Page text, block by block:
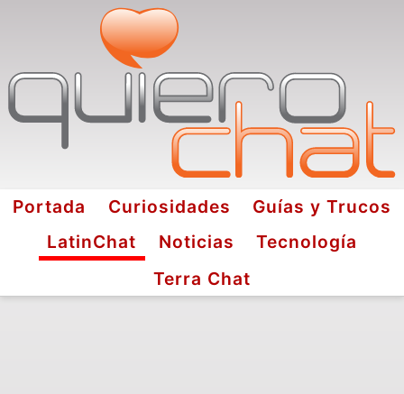
Portada Curiosidades
Guías y Trucos
LatinChat
Noticias
Tecnología
Terra Chat